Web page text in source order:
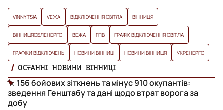
VINNYTSIA VЕЖА ВІДКЛЮЧЕННЯ СВІТЛА ВІННИЦЯ
ВІННИЦЯОБЛЕНЕРГО ВЕЖА ГПВ ГРАФІК ВІДКЛЮЧЕННЯ СВІТЛА
ГРАФІКИ ВІДКЛЮЧЕНЬ НОВИНИ ВІННИЦІ НОВИНИ ВІННИЦЯ УКРЕНЕРГО
ОСТАННІ НОВИНИ ВІННИЦІ
156 бойових зіткнень та мінус 910 окупантів:
зведення Генштабу та дані щодо втрат ворога за
добу